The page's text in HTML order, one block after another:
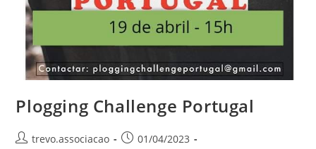
Plogging Challenge Portugal
trevo.associacao
01/04/2023